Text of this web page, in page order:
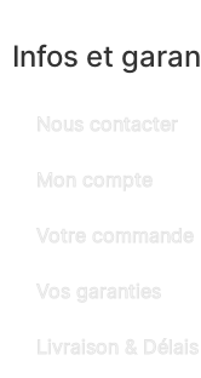
Infos et
Nous contacter
Mon compte
Votre commande
Vos garanties
Livraison & Délais